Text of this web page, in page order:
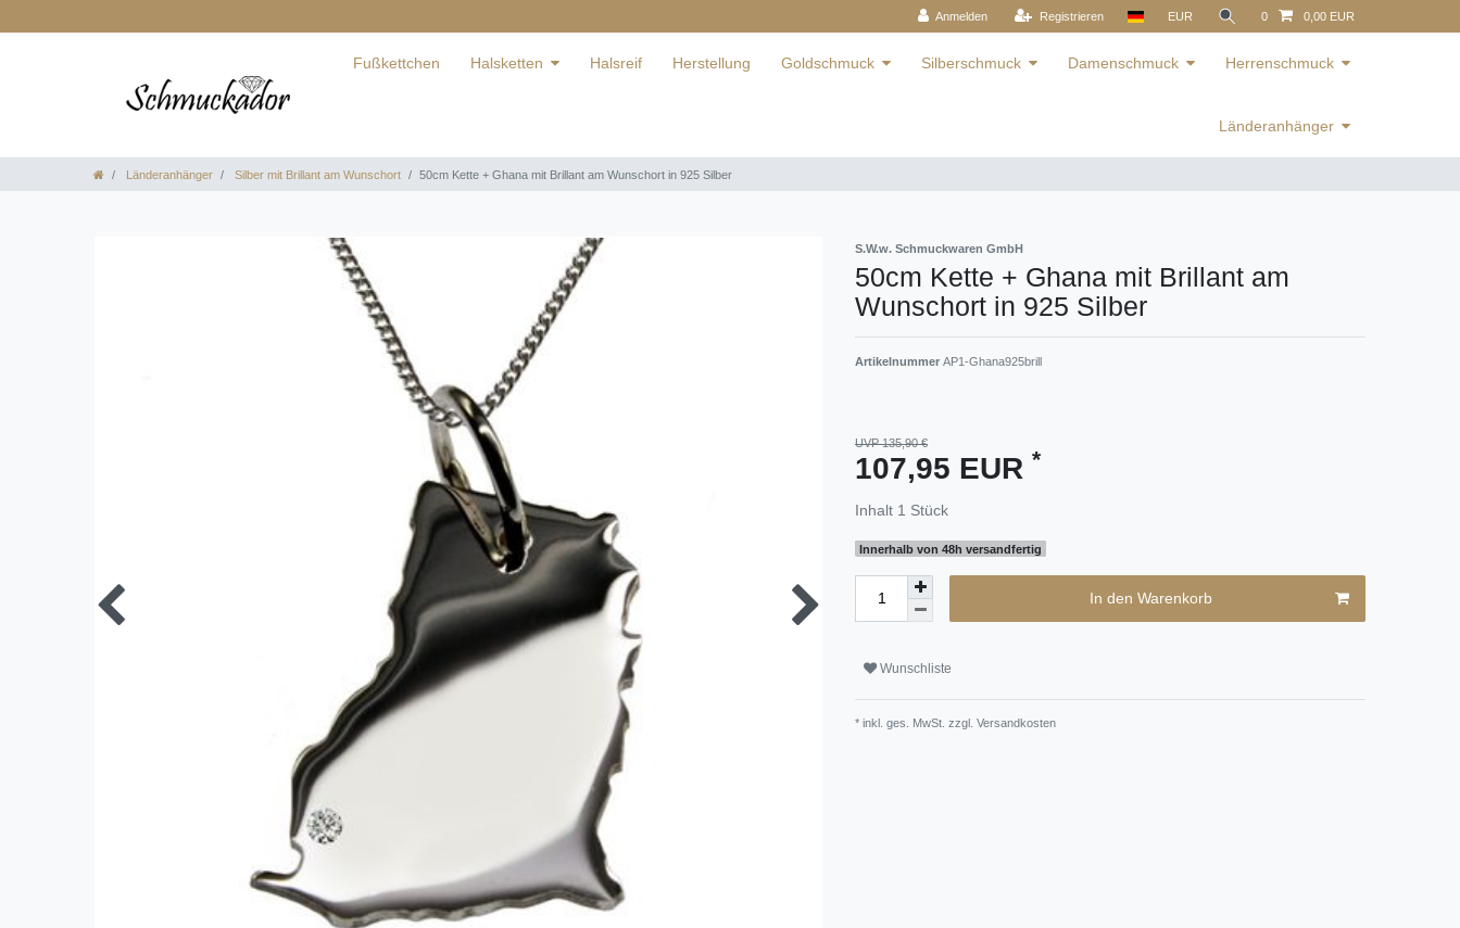
Anmelden Registrieren EUR 0 0,00 EUR
Fußkettchen Halsketten Halsreif Herstellung Goldschmuck Silberschmuck Damenschmuck Herrenschmuck
Länderanhänger
Länderanhänger Silber mit Brillant am Wunschort 50cm Kette + Ghana mit Brillant am Wunschort in 925 Silber
S.W.w. Schmuckwaren GmbH
50cm Kette + Ghana mit Brillant am
Wunschort in 925 Silber
Artikelnummer AP1-Ghana925brill
UVP 135,90 €
107,95 EUR *
Inhalt 1 Stück
Innerhalb von 48h versandfertig
In den Warenkorb
Wunschliste
* inkl. ges. MwSt. zzgl. Versandkosten